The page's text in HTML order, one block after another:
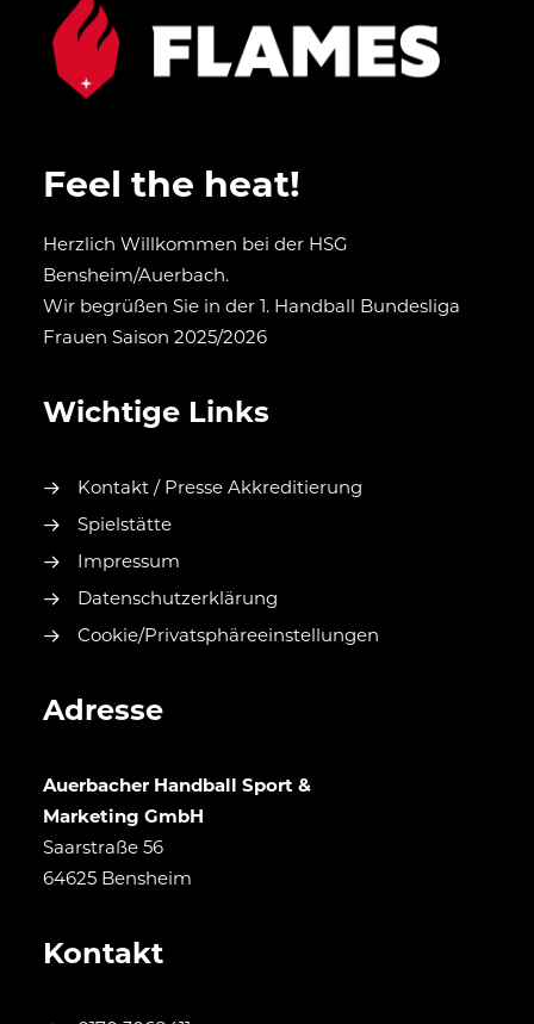
Feel the heat!
Herzlich Willkommen bei der HSG
Bensheim/Auerbach.
Wir begrüßen Sie in der 1. Handball Bundesliga
Frauen Saison 2025/2026
Wichtige Links
Kontakt / Presse Akkreditierung
Spielstätte
Impressum
Datenschutzerklärung
Cookie/Privatsphäreeinstellungen
Adresse
Auerbacher Handball Sport &
Marketing GmbH
Saarstraße 56
64625 Bensheim
Kontakt